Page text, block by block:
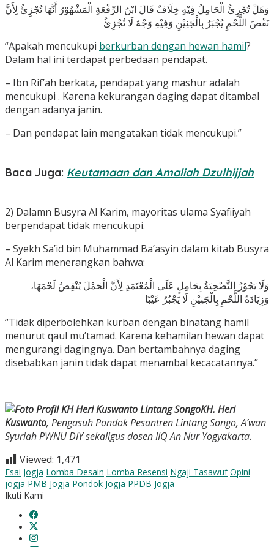
وَهَلْ تُجْزِئُ الْحَامِلُ فِيْهِ خِلَافٌ قَالَ ابْنُ الرِّفْعَةِ الْمَشْهُوْرُ أَنَّهَا تُجْزِئُ لِأَنَّ
نَقْصَ اللَّحْمِ يُجْبَرُ بِالْجَنِيْنِ وَفِيْهِ وَجْهٌ لَا تُجْزِئُ
“Apakah mencukupi berkurban dengan hewan hamil?
Dalam hal ini terdapat perbedaan pendapat.
– Ibn Rif’ah berkata, pendapat yang mashur adalah
mencukupi . Karena kekurangan daging dapat ditambal
dengan adanya janin.
– Dan pendapat lain mengatakan tidak mencukupi.”
Baca Juga: Keutamaan dan Amaliah Dzulhijjah
2) Dalamn Busyra Al Karim, mayoritas ulama Syafiiyah
berpendapat tidak mencukupi.
– Syekh Sa’id bin Muhammad Ba’asyin dalam kitab Busyra
Al Karim menerangkan bahwa:
وَلَا يَجُوْزُ التَّضْحِيَةُ بِحَامِلٍ عَلَى الْمُعْتَمَدِ لِأَنَّ الْحَمْلَ يُنْقِصُ لَحْمَهَا،
وَزِيَادَةُ اللَّحْمِ بِالْجَنِيْنِ لَا يَجْبُرُ عَيْبًا
“Tidak diperbolehkan kurban dengan binatang hamil
menurut qaul mu’tamad. Karena kehamilan hewan dapat
mengurangi dagingnya. Dan bertambahnya daging
disebabkan janin tidak dapat menambal kecacatannya.”
KH. Heri
Kuswanto, Pengasuh Pondok Pesantren Lintang Songo, A’wan
Syuriah PWNU DIY sekaligus dosen IIQ An Nur Yogyakarta.
Viewed: 1,471
Esai Jogja Lomba Desain Lomba Resensi Ngaji Tasawuf Opini
jogja PMB Jogja Pondok Jogja PPDB Jogja
Ikuti Kami